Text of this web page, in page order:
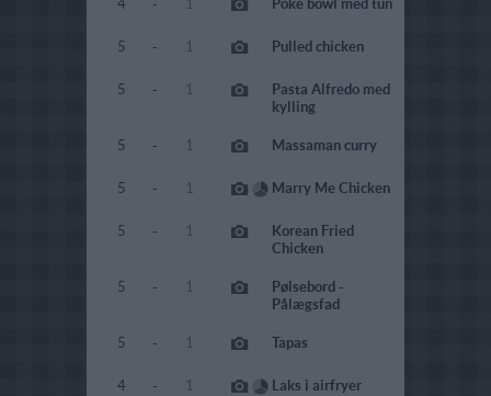
4 - 1 Poke bowl med tun
5 - 1 Pulled chicken
5 - 1
Pasta Alfredo med
kylling
5 - 1 Massaman curry
5 - 1 Marry Me Chicken
5 - 1
Korean Fried
Chicken
5 - 1
Pølsebord -
Pålægsfad
5 - 1 Tapas
4 - 1 Laks i airfryer